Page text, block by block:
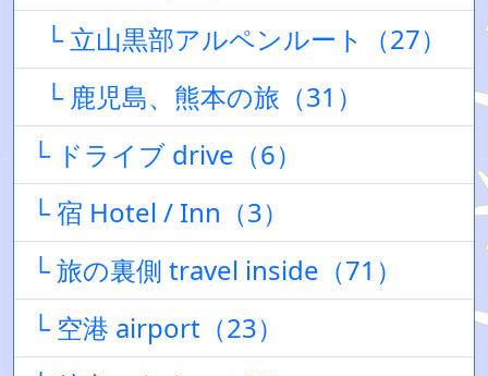
└ 立山黒部アルペンルート（27）
└ 鹿児島、熊本の旅（31）
└ ドライブ drive（6）
└ 宿 Hotel / Inn（3）
└ 旅の裏側 travel inside（71）
└ 空港 airport（23）